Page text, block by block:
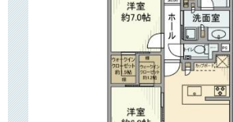
文京区本郷6丁目の分譲賃貸マンション「パーク
都営三田線「春日駅」駅徒歩5分！
そのほか「後楽園」駅・「本郷三丁目」駅・「
利用可で、通勤・通学に便利な立地です。
2018年10月竣工・地上7建て。
緑溢れる洗練された外観が印象的です。
TVモニターつきオートロックや宅配ボックス、